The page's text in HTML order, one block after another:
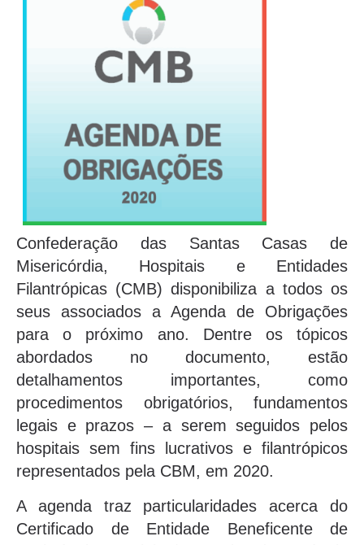
Confederação das Santas Casas de
Misericórdia, Hospitais e Entidades
Filantrópicas (CMB) disponibiliza a todos os
seus associados a Agenda de Obrigações
para o próximo ano. Dentre os tópicos
abordados no documento, estão
detalhamentos importantes, como
procedimentos obrigatórios, fundamentos
legais e prazos – a serem seguidos pelos
hospitais sem fins lucrativos e filantrópicos
representados pela CBM, em 2020.
A agenda traz particularidades acerca do
Certificado de Entidade Beneficente de